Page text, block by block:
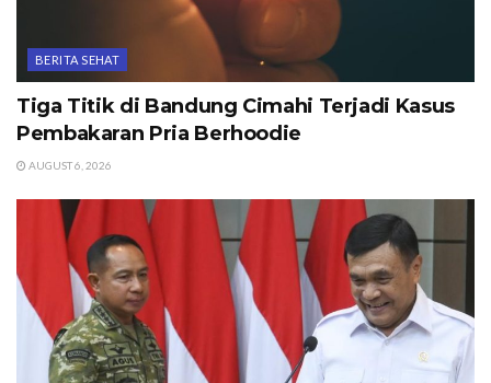
BERITA SEHAT
Tiga Titik di Bandung Cimahi Terjadi Kasus
Pembakaran Pria Berhoodie
AUGUST 6, 2026